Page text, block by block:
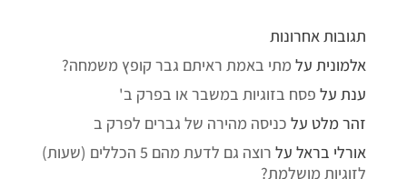
תגובות אחרונות
אלמוניתעל מתי באמת ראיתם גבר קופץ משמחה?
ענתעל פסח בזוגיות במשבר או בפרק ב'
זהר מלט על כניסה מהירה של גברים לפרק ב
אורלי בראלעל
רוצה גם לדעת מהם 5 הכללים (שעות)
לזוגיות מושלמת?